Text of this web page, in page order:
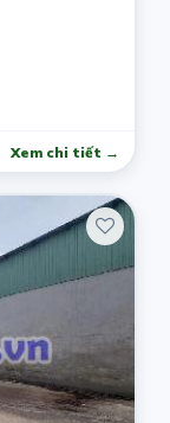
Xem chi tiết →